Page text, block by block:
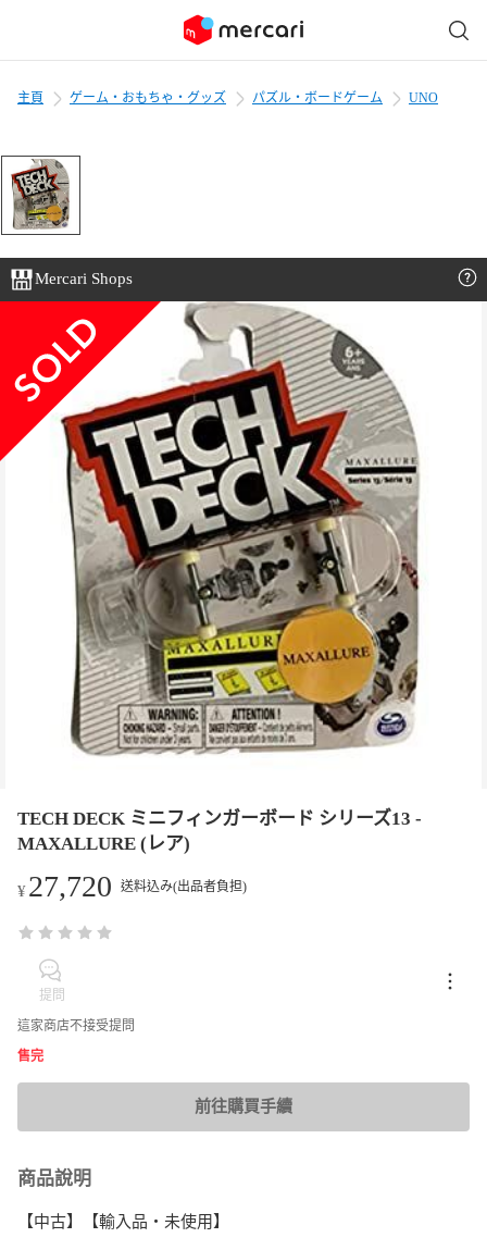
主頁 ゲーム・おもちゃ・グッズ パズル・ボードゲーム UNO
Mercari Shops
TECH DECK ミニフィンガーボード シリーズ13 -
MAXALLURE (レア)
¥27,720 送料込み(出品者負担)
提問
這家商店不接受提問
售完
前往購買手續
商品說明
【中古】【輸入品・未使用】